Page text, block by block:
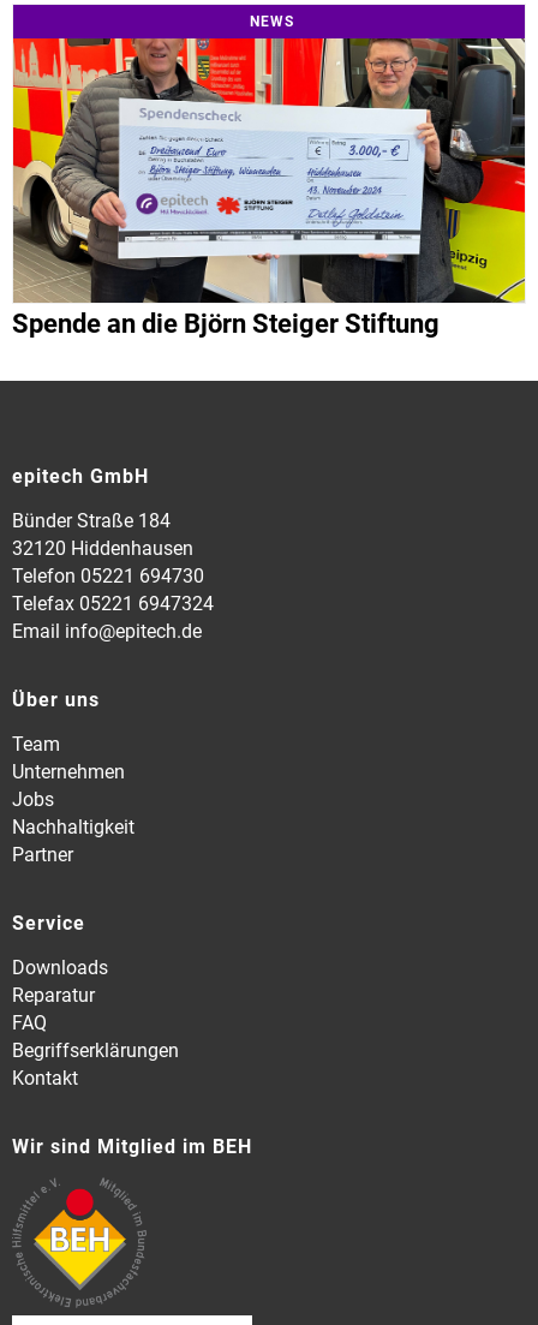
NEWS
Spende an die Björn Steiger Stiftung
epitech GmbH
Bünder Straße 184
32120 Hiddenhausen
Telefon 05221 694730
Telefax 05221 6947324
Email info@epitech.de
Über uns
Team
Unternehmen
Jobs
Nachhaltigkeit
Partner
Service
Downloads
Reparatur
FAQ
Begriffserklärungen
Kontakt
Wir sind Mitglied im BEH